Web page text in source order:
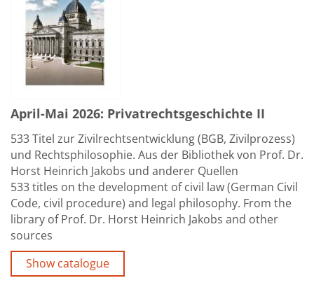
April-Mai 2026: Privatrechtsgeschichte II
533 Titel zur Zivilrechtsentwicklung (BGB, Zivilprozess)
und Rechtsphilosophie. Aus der Bibliothek von Prof. Dr.
Horst Heinrich Jakobs und anderer Quellen
533 titles on the development of civil law (German Civil
Code, civil procedure) and legal philosophy. From the
library of Prof. Dr. Horst Heinrich Jakobs and other
sources
Show catalogue